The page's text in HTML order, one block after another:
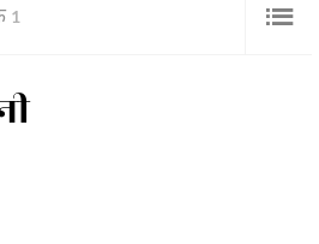
1